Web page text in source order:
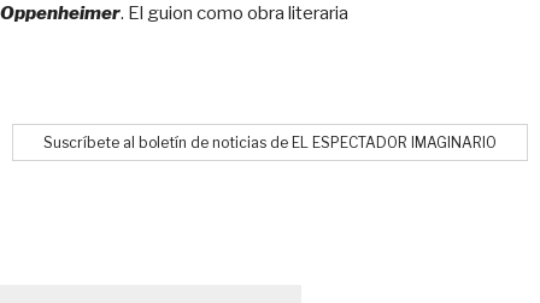
Oppenheimer. El guion como obra literaria
Suscríbete al boletín de noticias de EL ESPECTADOR IMAGINARIO